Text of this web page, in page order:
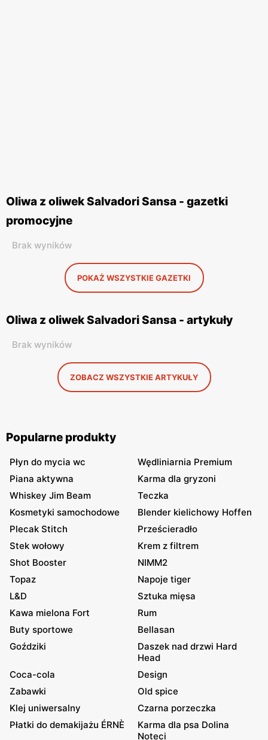
Oliwa z oliwek Salvadori Sansa - gazetki
promocyjne
Brak wyników
POKAŻ WSZYSTKIE GAZETKI
Oliwa z oliwek Salvadori Sansa - artykuły
Brak wyników
ZOBACZ WSZYSTKIE ARTYKUŁY
Popularne produkty
Płyn do mycia wc
Wędliniarnia Premium
Piana aktywna
Karma dla gryzoni
Whiskey Jim Beam
Teczka
Kosmetyki samochodowe
Blender kielichowy Hoffen
Plecak Stitch
Prześcieradło
Stek wołowy
Krem z filtrem
Shot Booster
NIMM2
Topaz
Napoje tiger
L&D
Sztuka mięsa
Kawa mielona Fort
Rum
Buty sportowe
Bellasan
Goździki
Daszek nad drzwi Hard
Head
Coca-cola
Design
Zabawki
Old spice
Klej uniwersalny
Czarna porzeczka
Płatki do demakijażu ÉRNÈ
Karma dla psa Dolina
Noteci